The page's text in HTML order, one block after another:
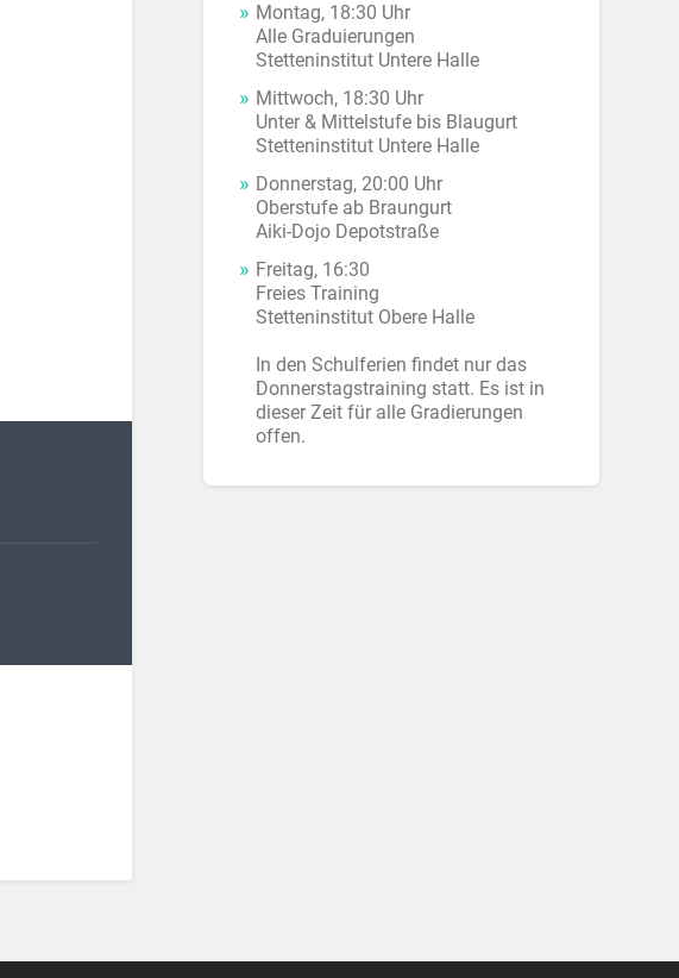
Montag, 18:30 Uhr
Alle Graduierungen
Stetteninstitut Untere Halle
Mittwoch, 18:30 Uhr
Unter & Mittelstufe bis Blaugurt
Stetteninstitut Untere Halle
Donnerstag, 20:00 Uhr
Oberstufe ab Braungurt
Aiki-Dojo Depotstraße
Freitag, 16:30
Freies Training
Stetteninstitut Obere Halle
In den Schulferien findet nur das
Donnerstagstraining statt. Es ist in
dieser Zeit für alle Gradierungen
offen.